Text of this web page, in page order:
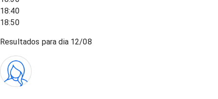
18:40
18:50
Resultados para dia 12/08